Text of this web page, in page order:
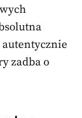
autentycznie
zadba o